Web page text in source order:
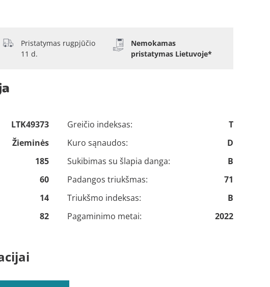
Pristatymas rugpjūčio
11 d.
Nemokamas
pristatymas Lietuvoje*
LTK49373
Žieminės
185
60
14
82
Greičio indeksas:
T
Kuro sąnaudos:
D
Sukibimas su šlapia danga:
B
Padangos triukšmas:
71
Triukšmo indeksas:
B
Pagaminimo metai:
2022